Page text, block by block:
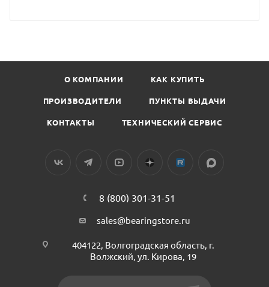
О КОМПАНИИ КАК КУПИТЬ
ПРОИЗВОДИТЕЛИ ПУНКТЫ ВЫДАЧИ
КОНТАКТЫ ТЕХНИЧЕСКИЙ СЕРВИС
8 (800) 301-31-51
sales@bearingstore.ru
404122, Волгоградская область, г.
Волжский, ул. Кирова, 19